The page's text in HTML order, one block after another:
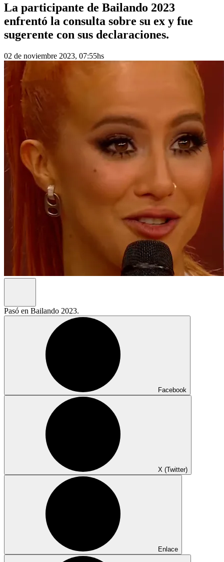
La participante de Bailando 2023
enfrentó la consulta sobre su ex y fue
sugerente con sus declaraciones.
02 de noviembre 2023, 07:55hs
Pasó en Bailando 2023.
Facebook
X (Twitter)
Enlace